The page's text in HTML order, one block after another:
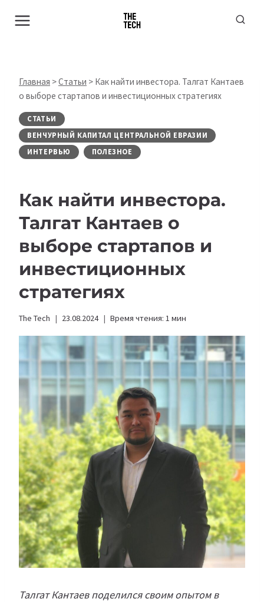
Главная >Статьи > Как найти инвестора. Талгат Кантаев
о выборе стартапов и инвестиционных стратегиях
СТАТЬИ
ВЕНЧУРНЫЙ КАПИТАЛ ЦЕНТРАЛЬНОЙ ЕВРАЗИИ
ИНТЕРВЬЮ
ПОЛЕЗНОЕ
Как найти инвестора.
Талгат Кантаев о
выборе стартапов и
инвестиционных
стратегиях
The Tech 23.08.2024 Время чтения: 1 мин
Талгат Кантаев поделился своим опытом в